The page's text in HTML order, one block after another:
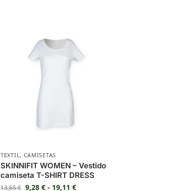
TEXTIL, CAMISETAS
SKINNIFIT WOMEN – Vestido
camiseta T-SHIRT DRESS
13,65€ 9,28€ - 19,11€